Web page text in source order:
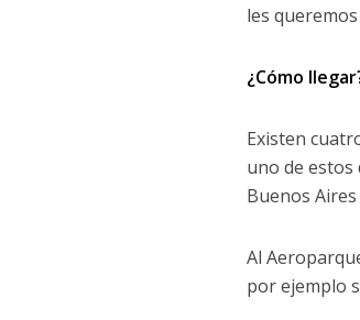
les
¿Cómo
Existen
uno de estos
Buenos
Al
por ejemplo